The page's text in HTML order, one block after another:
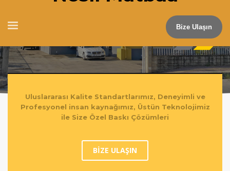
Bize Ulaşın
Her Zaman En İyisi İçin
1990 yılından bu yana edindiğimiz
Uluslararası Kalite Standartlarımız, Deneyimli ve
Profesyonel insan kaynağımız, Üstün Teknolojimiz
ile Size Özel Baskı Çözümleri
BİZE ULAŞIN